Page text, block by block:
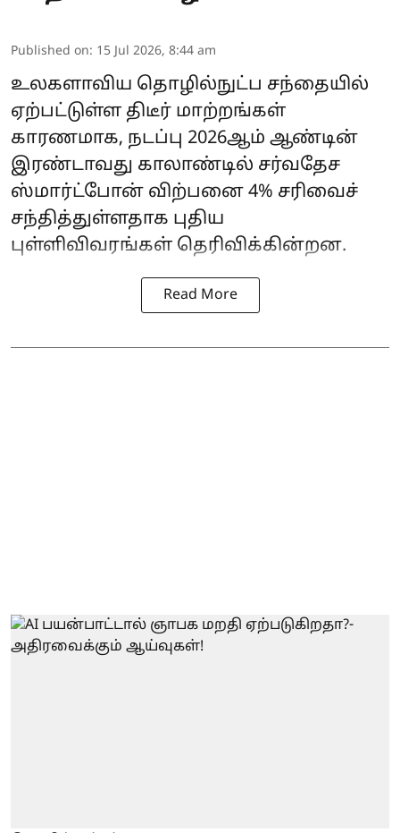
Published on: 15 Jul 2026, 8:44 am
உலகளாவிய தொழில்நுட்ப சந்தையில்
ஏற்பட்டுள்ள திடீர் மாற்றங்கள்
காரணமாக, நடப்பு 2026ஆம் ஆண்டின்
இரண்டாவது காலாண்டில் சர்வதேச
ஸ்மார்ட்போன் விற்பனை 4% சரிவைச்
சந்தித்துள்ளதாக புதிய
புள்ளிவிவரங்கள் தெரிவிக்கின்றன.
Read More